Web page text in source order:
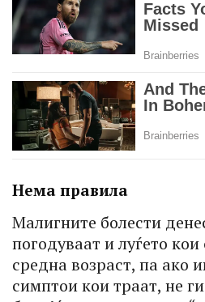
Нема правила
Малигните болести
погодуваат и луѓето
средна возраст, па ако
симптои кои траат, не